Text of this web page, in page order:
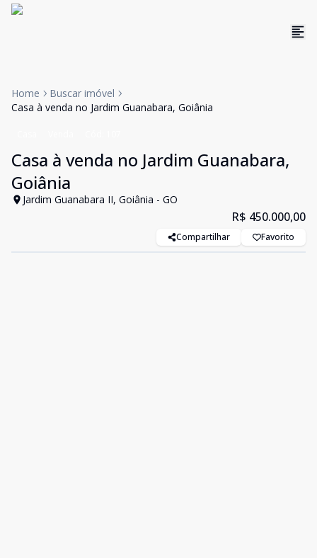
Home
Buscar imóvel
Casa à venda no Jardim Guanabara, Goiânia
Casa à venda no Jardim Guanabara,
Goiânia
Jardim Guanabara II, Goiânia - GO
R$ 450.000,00
Compartilhar Favorito